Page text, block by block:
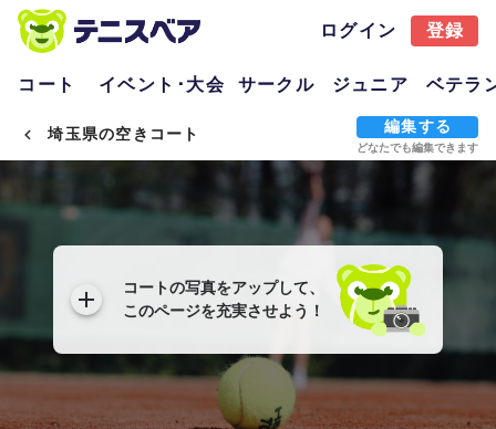
ログイン 登録
コート イベント･大会 サークル ジュニア ベテラ
埼玉県の空きコート 編集する
どなたでも編集できます
コートの写真をアップして、
このページを充実させよう！